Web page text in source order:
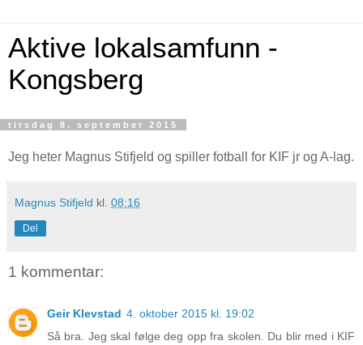
Aktive lokalsamfunn -
Kongsberg
tirsdag 8. september 2015
Jeg heter Magnus Stifjeld og spiller fotball for KIF jr og A-lag.
Magnus Stifjeld kl. 08:16
Del
1 kommentar:
Geir Klevstad 4. oktober 2015 kl. 19:02
Så bra. Jeg skal følge deg opp fra skolen. Du blir med i KIF